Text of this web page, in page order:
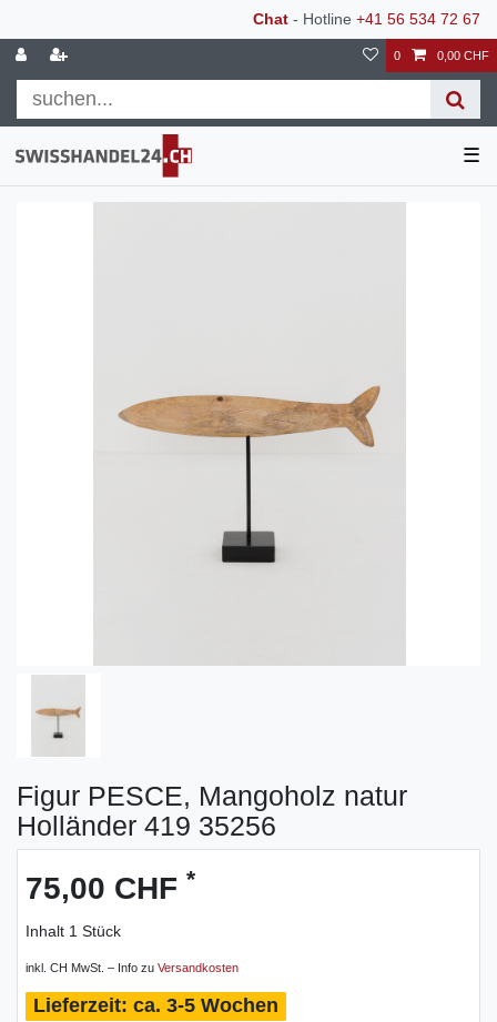
Chat - Hotline +41 56 534 72 67
0 0,00 CHF
☰
Figur PESCE, Mangoholz natur
Holländer 419 35256
75,00 CHF *
Inhalt 1 Stück
inkl. CH MwSt. – Info zu Versandkosten
ca. 3-5 Wochen